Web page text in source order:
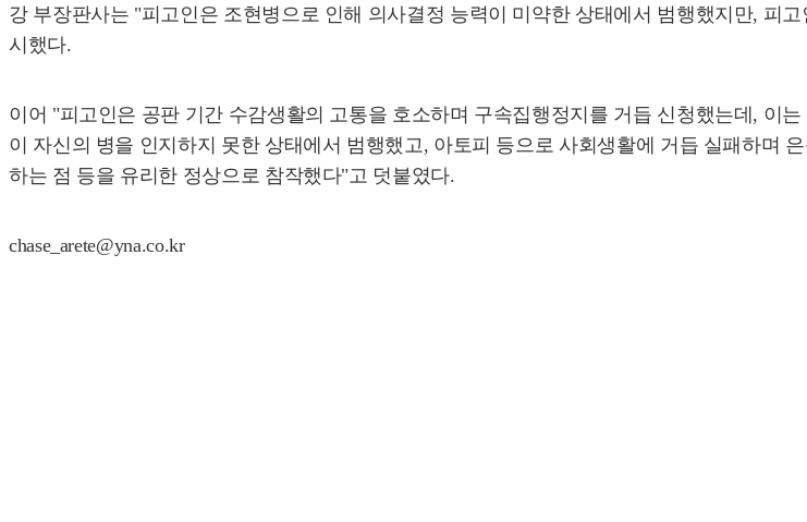
강 부장판사는 "피고인은 조현병으로 인해 의사결정 능력이 미약한 상태에서 범행했지만, 피
시했다.
이어 "피고인은 공판 기간 수감생활의 고통을 호소하며 구속집행정지를 거듭 신청했는데, 이
이 자신의 병을 인지하지 못한 상태에서 범행했고, 아토피 등으로 사회생활에 거듭 실패하며
하는 점 등을 유리한 정상으로 참작했다"고 덧붙였다.
chase_arete@yna.co.kr